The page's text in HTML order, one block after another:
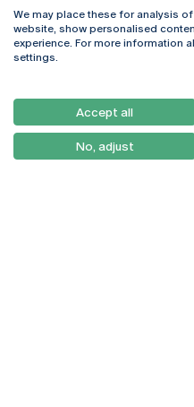
Rua Diogo Botelho 1327
4169-005 Porto
+351 226 196 240
We may place these for analysis
website, show personalised
experience. For more information
settings.
Accept all
No, adjust